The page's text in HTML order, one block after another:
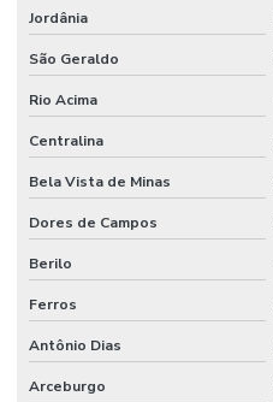
Jordânia
São Geraldo
Rio Acima
Centralina
Bela Vista de Minas
Dores de Campos
Berilo
Ferros
Antônio Dias
Arceburgo